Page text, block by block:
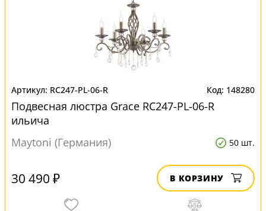
RC247-PL-06-R 148280
Подвесная люстра Grace RC247-PL-06-R
ильича
Maytoni (Германия)
50 шт.
30 490 ₽ В КОРЗИНУ